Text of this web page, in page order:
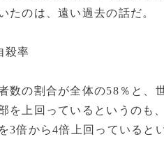
たのは、遠い過去の話だ。
殺率
の割合が全体の58％と、
を上回っているというのも
3倍から4倍上回っていると